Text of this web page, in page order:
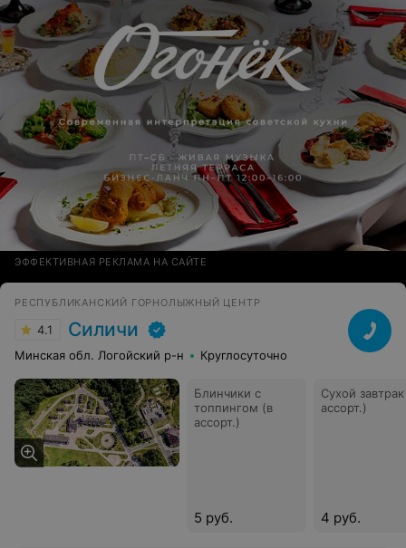
ЭФФЕКТИВНАЯ РЕКЛАМА НА САЙТЕ
РЕСПУБЛИКАНСКИЙ ГОРНОЛЫЖНЫЙ ЦЕНТР
4.1 Силичи
Минская обл. Логойский р-н Круглосуточно
Блинчики с
топпингом (в
ассорт.)
5 руб.
Сухой
ассорт.)
4 руб.